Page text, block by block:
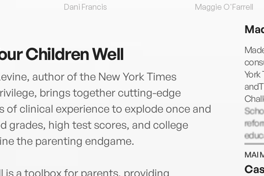
Dani Francis Maggie O'Farrell
Children Well
author of the New York Times
brings together cutting-edge
of clinical experience to explode once and
grades, high test scores, and college
the parenting endgame.
is a toolbox for parents, providing
York
She
MAI